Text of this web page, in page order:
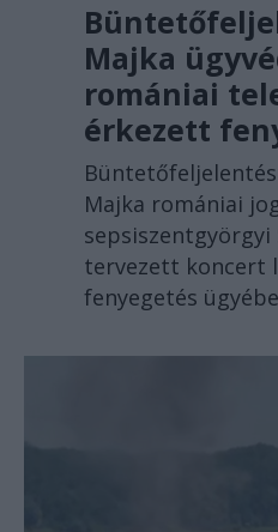
Majka
romániai
érkezett
Majka romániai
sepsiszentgyörgyi
tervezett koncert
fenyegetés